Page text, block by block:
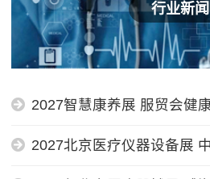
行业新闻
2027智慧康养展 服贸会健康卫生服务专题首次设
2027北京医疗仪器设备展 中国自主研发的手术机